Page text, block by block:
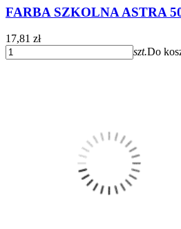
FARBA SZKOLNA ASTRA
17,81 zł
szt.Do